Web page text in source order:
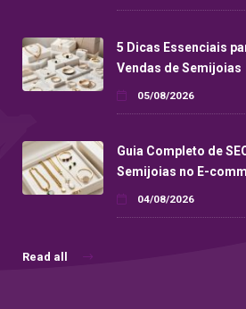
5 Dicas Essenciais
Vendas de Semijoias
05/08/2026
Guia Completo de
Semijoias no E-
04/08/2026
Read all